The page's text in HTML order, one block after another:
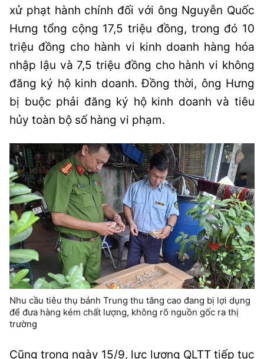
xử phạt hành chính đối với ông Nguyễn Quốc
Hưng tổng cộng 17,5 triệu đồng, trong đó 10
triệu đồng cho hành vi kinh doanh hàng hóa
nhập lậu và 7,5 triệu đồng cho hành vi không
đăng ký hộ kinh doanh. Đồng thời, ông Hưng
bị buộc phải đăng ký hộ kinh doanh và tiêu
hủy toàn bộ số hàng vi phạm.
Nhu cầu tiêu thụ bánh Trung thu tăng cao đang bị lợi dụng
để đưa hàng kém chất lượng, không rõ nguồn gốc ra thị
trường
Cũng trong ngày 15/9, lực lượng QLTT tiếp tục